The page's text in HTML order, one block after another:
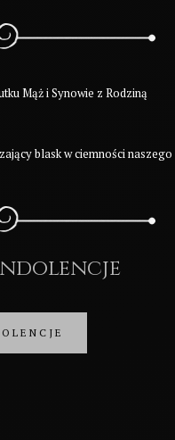
Mąż i Synowie z Rodziną
blask w ciemności naszego